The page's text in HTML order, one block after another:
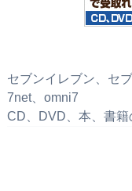
セブンイレブン、セ
7net、omni7
CD、DVD、本、書籍